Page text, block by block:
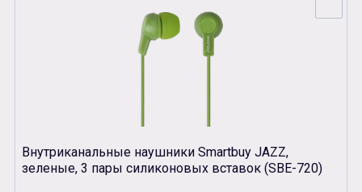
Внутриканальные наушники Smartbuy JAZZ,
зеленые, 3 пары силиконовых вставок (SBЕ-720)